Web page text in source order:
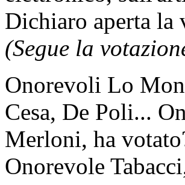
Dichiaro aperta la
(Segue la
Onorevoli Lo
Cesa, De Poli...
Merloni, ha
Onorevole